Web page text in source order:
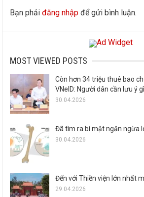
Bạn phảiđăng nhập để gửi bình luận.
MOST VIEWED POSTS
Còn hơn 34 triệu thuê bao
VNeID: Người dân cần lưu ý
30.04.2026
Đã tìm ra bí mật ngăn ngừa
30.04.2026
Đến với Thiền viện lớn nhất
29.04.2026